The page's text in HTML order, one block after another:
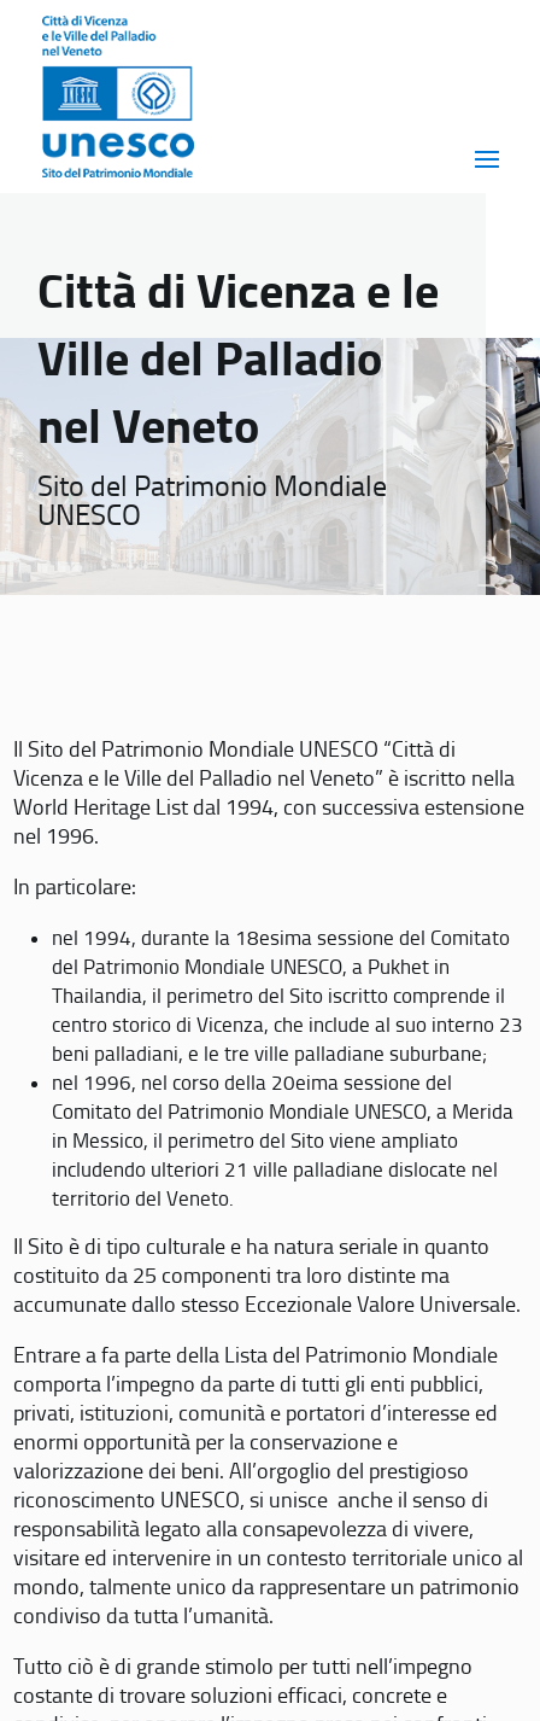
Città di Vicenza e le
Ville del Palladio
nel Veneto
Sito del Patrimonio Mondiale
UNESCO
Il Sito del Patrimonio Mondiale UNESCO “Città di
Vicenza e le Ville del Palladio nel Veneto” è iscritto nella
World Heritage List dal 1994, con successiva estensione
nel 1996.
In particolare:
nel 1994, durante la 18esima sessione del Comitato
del Patrimonio Mondiale UNESCO, a Pukhet in
Thailandia, il perimetro del Sito iscritto comprende il
centro storico di Vicenza, che include al suo interno 23
beni palladiani, e le tre ville palladiane suburbane;
nel 1996, nel corso della 20eima sessione del
Comitato del Patrimonio Mondiale UNESCO, a Merida
in Messico, il perimetro del Sito viene ampliato
includendo ulteriori 21 ville palladiane dislocate nel
territorio del Veneto.
Il Sito è di tipo culturale e ha natura seriale in quanto
costituito da 25 componenti tra loro distinte ma
accumunate dallo stesso Eccezionale Valore Universale.
Entrare a fa parte della Lista del Patrimonio Mondiale
comporta l’impegno da parte di tutti gli enti pubblici,
privati, istituzioni, comunità e portatori d’interesse ed
enormi opportunità per la conservazione e
valorizzazione dei beni. All’orgoglio del prestigioso
riconoscimento UNESCO, si unisce anche il senso di
responsabilità legato alla consapevolezza di vivere,
visitare ed intervenire in un contesto territoriale unico al
mondo, talmente unico da rappresentare un patrimonio
condiviso da tutta l’umanità.
Tutto ciò è di grande stimolo per tutti nell’impegno
costante di trovare soluzioni efficaci, concrete e